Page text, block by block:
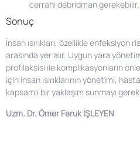
cerrahi debridman gerekebilir.
Sonuç
İnsan ısırıkları, özellikle enfeksiyon
arasında yer alır. Uygun yara
profilaksisi ile komplikasyonların
için insan ısırıklarının yönetimi,
kapsamlı bir yaklaşım sunmayı
Uzm. Dr. Ömer Faruk İŞLEYEN